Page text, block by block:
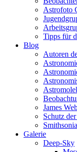
Astrofoto
Tipps für
Blog
Autoren
James
Schutz
Galerie
Deep-Sky